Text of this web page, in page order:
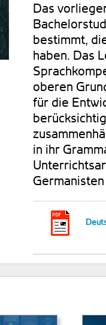
Das
bestimmt,
haben. Das
oberen
für die
in ihr